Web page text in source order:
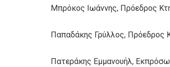
Μπρόκος Ιωάννης, Πρόεδρος
Παπαδάκης Γρύλλος, Πρόεδρος
Πατεράκης Εμμανουήλ,